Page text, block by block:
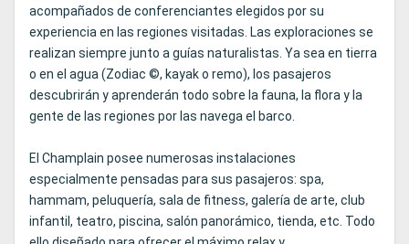
acompañados de conferenciantes elegidos por su
experiencia en las regiones visitadas. Las exploraciones se
realizan siempre junto a guías naturalistas. Ya sea en tierra
o en el agua (Zodiac ©, kayak o remo), los pasajeros
descubrirán y aprenderán todo sobre la fauna, la flora y la
gente de las regiones por las navega el barco.
El Champlain posee numerosas instalaciones
especialmente pensadas para sus pasajeros: spa,
hammam, peluquería, sala de fitness, galería de arte, club
infantil, teatro, piscina, salón panorámico, tienda, etc. Todo